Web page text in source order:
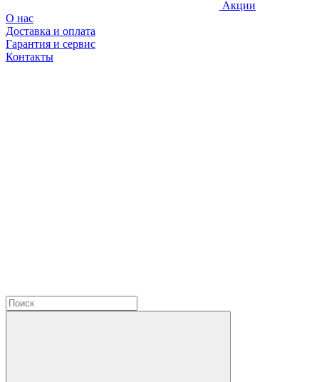
Акции
О нас
Доставка и оплата
Гарантия и сервис
Контакты